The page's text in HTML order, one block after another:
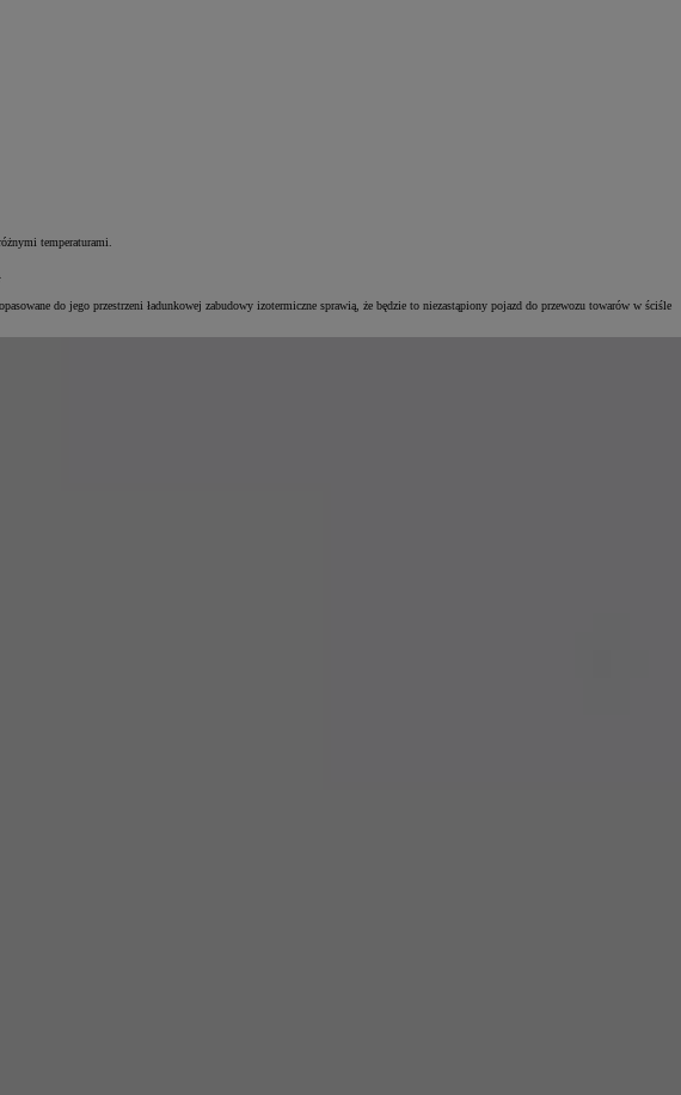
temperaturami.
do jego przestrzeni ładunkowej zabudowy izotermiczne sprawią, że będzie to niezastąpiony pojazd do przewozu towarów w ściśle